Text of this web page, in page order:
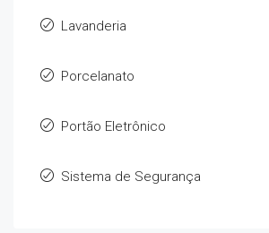
Lavanderia
Porcelanato
Portão Eletrônico
Sistema de Segurança